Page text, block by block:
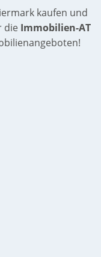
kaufen und
die Immobilien-AT